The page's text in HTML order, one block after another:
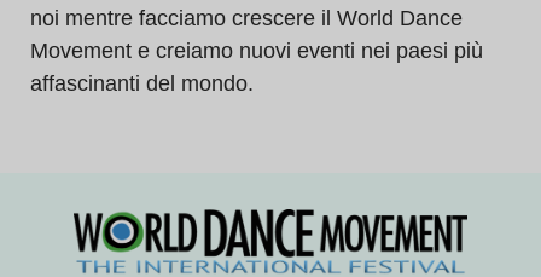
noi mentre facciamo crescere il World Dance
Movement e creiamo nuovi eventi nei paesi più
affascinanti del mondo.